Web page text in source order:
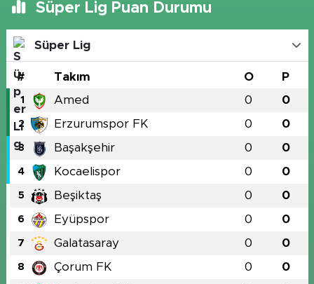
Süper Lig Puan Durumu
Süper Lig
# Takım O P
1 Amed 0 0
2 Erzurumspor FK 0 0
3 Başakşehir 0 0
4 Kocaelispor 0 0
5 Beşiktaş 0 0
6 Eyüpspor 0 0
7 Galatasaray 0 0
8 Çorum FK 0 0